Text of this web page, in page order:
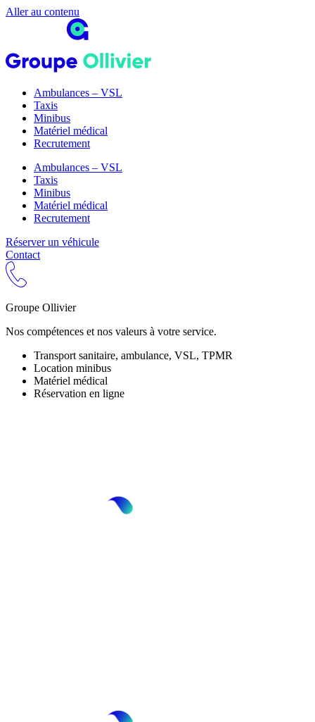
Aller au contenu
Ambulances – VSL
Taxis
Minibus
Matériel médical
Recrutement
Ambulances – VSL
Taxis
Minibus
Matériel médical
Recrutement
Réserver un véhicule
Contact
Groupe Ollivier
Nos compétences et nos valeurs à votre service.
Transport sanitaire, ambulance, VSL, TPMR
Location minibus
Matériel médical
Réservation en ligne